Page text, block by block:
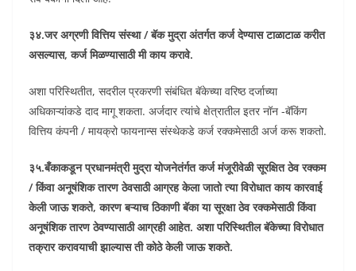
३४.जर अग्रणी वित्तिय संस्था / बॅक मुद्रा अंतर्गत कर्ज देण्यास टाळाटाळ करीत
असल्यास, कर्ज मिळण्यासाठी मी काय करावे.
अशा परिस्थितीत, सदरील प्रकरणी संबंधित बॅकेच्या वरिष्ठ दर्जाच्या
अधिकाऱ्यांकडे दाद मागू शकता. अर्जदार त्यांचे क्षेत्रातील इतर नॉन -बॅकिंग
वित्तिय कंपनी / मायक्रो फायनान्स संस्थेकडे कर्ज रक्कमेसाठी अर्ज करू शकतो.
३५.बँकाकडून प्रधानमंत्री मुद्रा योजनेतंर्गत कर्ज मंजूरीवेळी सूरक्षित ठेव रक्कम
/ किंवा अनूषंशिक तारण ठेवसाठी आग्रह केला जातो त्या विरोधात काय कारवाई
केली जाऊ शकते, कारण बऱ्याच ठिकाणी बॅका या सूरक्षा ठेव रक्कमेसाठी किंवा
अनूषंशिक तारण ठेवण्यासाठी आग्रही आहेत. अशा परिस्थितील बॅकेच्या विरोधात
तक्रार करावयाची झाल्यास ती कोठे केली जाऊ शकते.